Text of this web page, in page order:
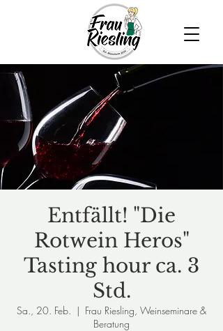
Entfällt! "Die
Rotwein Heros"
Tasting hour ca. 3
Std.
Sa., 20. Feb.
  |
Frau Riesling, Weinseminare &
Beratung